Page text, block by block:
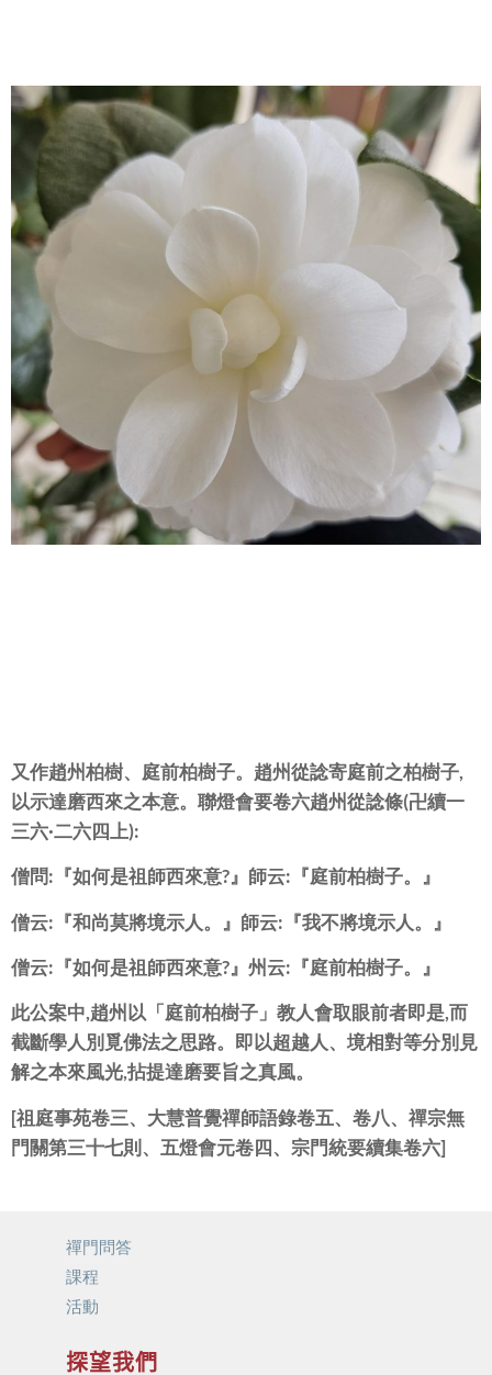
又作趙州柏樹、庭前柏樹子。趙州從諗寄庭前之柏樹子,
以示達磨西來之本意。聯燈會要卷六趙州從諗條(卍續一
三六·二六四上):
僧問:『如何是祖師西來意?』師云:『庭前柏樹子。』
僧云:『和尚莫將境示人。』師云:『我不將境示人。』
僧云:『如何是祖師西來意?』州云:『庭前柏樹子。』
此公案中,趙州以「庭前柏樹子」教人會取眼前者即是,而
截斷學人別覓佛法之思路。 即以超越人、境相對等分別見
解之本來風光,拈提達磨要旨之真風。
[祖庭事苑卷三、大慧普覺禪師語錄卷五、卷八、禪宗無
門關第三十七則、五燈會元卷四、宗門統要續集卷六]
禪門問答
課程
活動
探望我們